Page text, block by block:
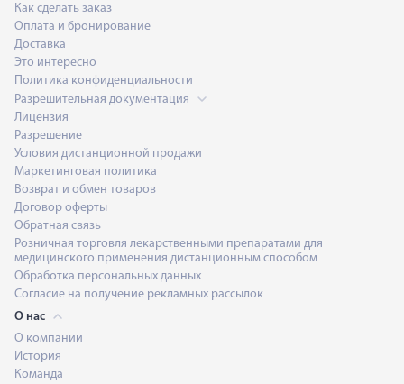
Как сделать заказ
Оплата и бронирование
Доставка
Это интересно
Политика конфиденциальности
Разрешительная документация
Лицензия
Разрешение
Условия дистанционной продажи
Маркетинговая политика
Возврат и обмен товаров
Договор оферты
Обратная связь
Розничная торговля лекарственными препаратами для
медицинского применения дистанционным способом
Обработка персональных данных
Согласие на получение рекламных рассылок
О нас
О компании
История
Команда